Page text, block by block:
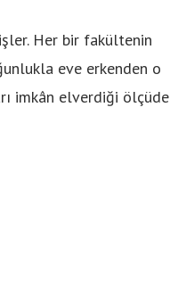
Her bir fakültenin
eve erkenden o
imkân elverdiği ölçüde